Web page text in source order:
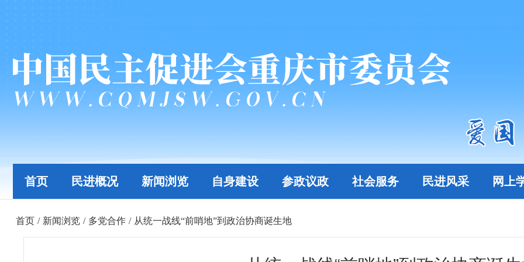
首页 民进概况 新闻浏览 自身建设 参政议政 社会服务 民进风采 网上
首页 / 新闻浏览 / 多党合作 / 从统一战线“前哨地”到政治协商诞生地